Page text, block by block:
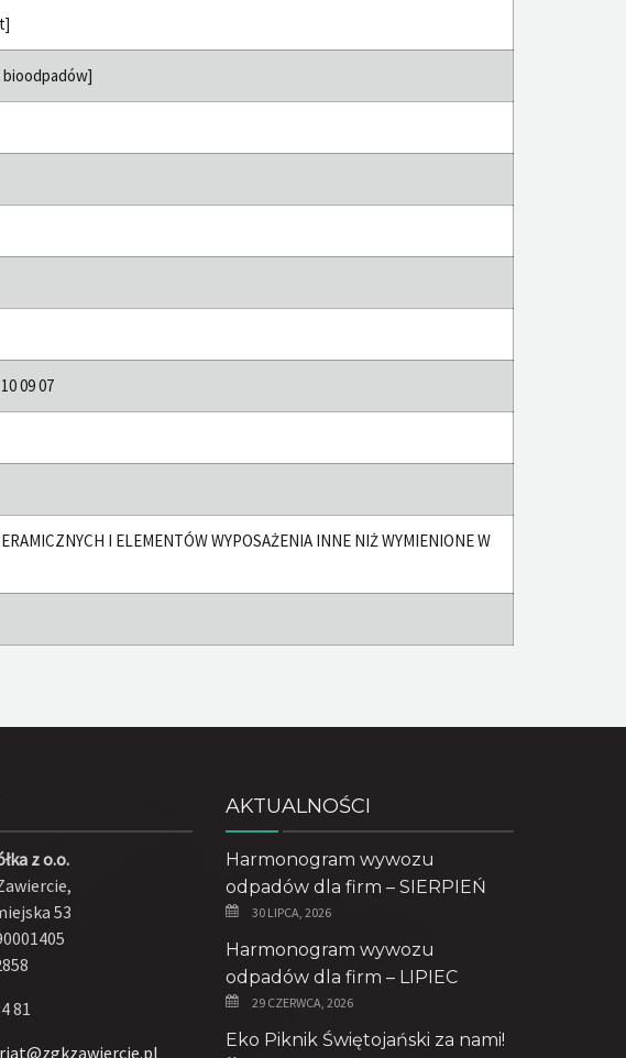
bioodpadów]
09 07
I ELEMENTÓW WYPOSAŻENIA INNE NIŻ WYMIENIONE W
z o.o.
53
81
AKTUALNOŚCI
Harmonogram wywozu
odpadów dla firm – SIERPIEŃ
30 LIPCA, 2026
Harmonogram wywozu
odpadów dla firm – LIPIEC
29 CZERWCA, 2026
Eko Piknik Świętojański za nami!